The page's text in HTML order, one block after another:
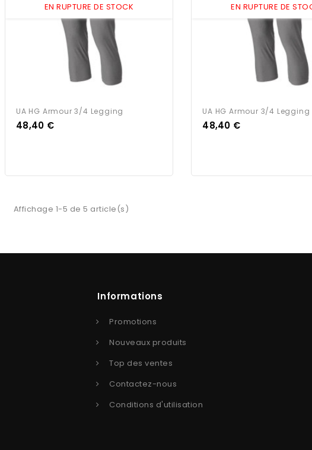
EN RUPTURE DE STOCK
UA HG Armour 3/4 Legging
Prix
48,40 €
EN RUPTURE DE
UA HG Armour 3/4 Legging
Prix
48,40 €
Affichage 1-5 de 5 article(s)
Informations
Promotions
Nouveaux produits
Top des ventes
Contactez-nous
Conditions d'utilisation